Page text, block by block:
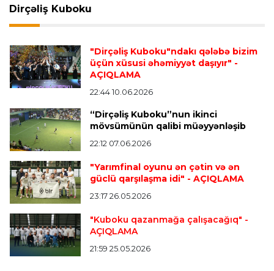
FİA rəsmisi "Formula 1" pilotlarının narazılığına
İspaniya L.L. 23:17 05.08.2026
Vinisius "Real Madrid"lə bağlı bütün
paylaşımlarını sildi- FOTO
Çempionlar liqası 23:13 05.08.2026
"Sabah" Danimarkadan məğlubiyyətlə qayıdır
Dünya çempionatı
"İnfantino istefa verməlidir"
Transfer 22:58 05.08.2026
Dirçəliş Kuboku
"Dirçəliş Kuboku"ndakı qələbə bizim
üçün xüsusi əhəmiyyət daşıyır" -
AÇIQLAMA
22:44 10.06.2026
“Dirçəliş Kuboku”nun ikinci
mövsümünün qalibi müəyyənləşib
22:12 07.06.2026
"Yarımfinal oyunu ən çətin və ən
güclü qarşılaşma idi" - AÇIQLAMA
23:17 26.05.2026
"Kuboku qazanmağa çalışacağıq" -
AÇIQLAMA
21:59 25.05.2026